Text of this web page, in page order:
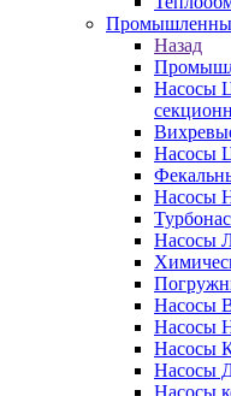
Назад
Насосы
Насосы
Насосы
Насосы
Насосы
Насосы
Насосы
Насосы
Насосы